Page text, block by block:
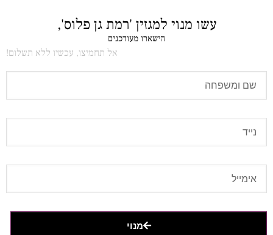
עשו מנוי למגזין 'רמת גן פלוס',
הישארו מעודכנים
אל תחמיצו, עכשיו ללא תשלום!
מנוי